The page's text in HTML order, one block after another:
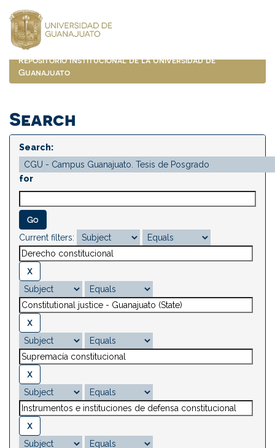
navigation
Repositorio Institucional de la Universidad de
Guanajuato
Search
Search:
for
Current filters: